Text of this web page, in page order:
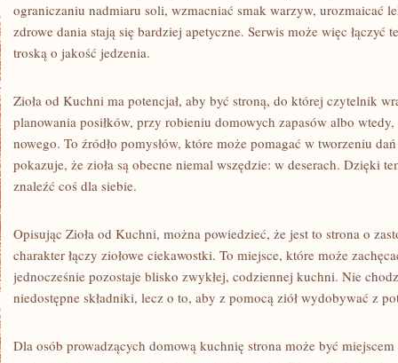
ograniczaniu nadmiaru soli, wzmacniać smak warzyw, urozmaicać
zdrowe dania stają się bardziej apetyczne. Serwis może więc łączyć
troską o jakość jedzenia.
Zioła od Kuchni ma potencjał, aby być stroną, do której czytelnik
planowania posiłków, przy robieniu domowych zapasów albo
nowego. To źródło pomysłów, które może pomagać w tworzeniu
pokazuje, że zioła są obecne niemal wszędzie: w deserach. Dzięki
znaleźć coś dla siebie.
Opisując Zioła od Kuchni, można powiedzieć, że jest to strona o
charakter łączy ziołowe ciekawostki. To miejsce, które może
jednocześnie pozostaje blisko zwykłej, codziennej kuchni. Nie
niedostępne składniki, lecz o to, aby z pomocą ziół wydobywać z
Dla osób prowadzących domową kuchnię strona może być